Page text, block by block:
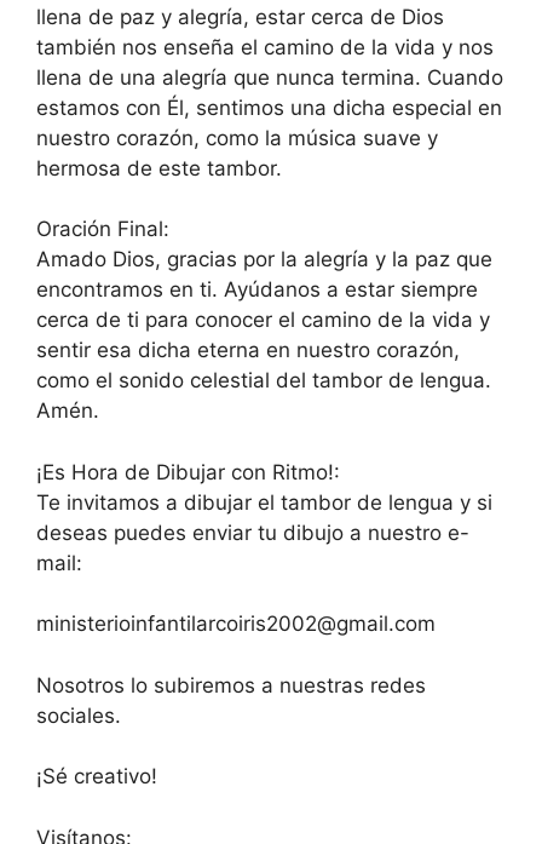
llena de paz y alegría, estar cerca de Dios
también nos enseña el camino de la vida y nos
llena de una alegría que nunca termina. Cuando
estamos con Él, sentimos una dicha especial en
nuestro corazón, como la música suave y
hermosa de este tambor.
Oración Final:
Amado Dios, gracias por la alegría y la paz que
encontramos en ti. Ayúdanos a estar siempre
cerca de ti para conocer el camino de la vida y
sentir esa dicha eterna en nuestro corazón,
como el sonido celestial del tambor de lengua.
Amén.
¡Es Hora de Dibujar con Ritmo!:
Te invitamos a dibujar el tambor de lengua y si
deseas puedes enviar tu dibujo a nuestro e-
mail:
ministerioinfantilarcoiris2002@gmail.com
Nosotros lo subiremos a nuestras redes
sociales.
¡Sé creativo!
Visítanos: